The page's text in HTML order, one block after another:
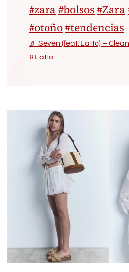
#zara#bolsos #Zara
#otoño#tendencias
♬ Seven (feat. Latto) –
& Latto